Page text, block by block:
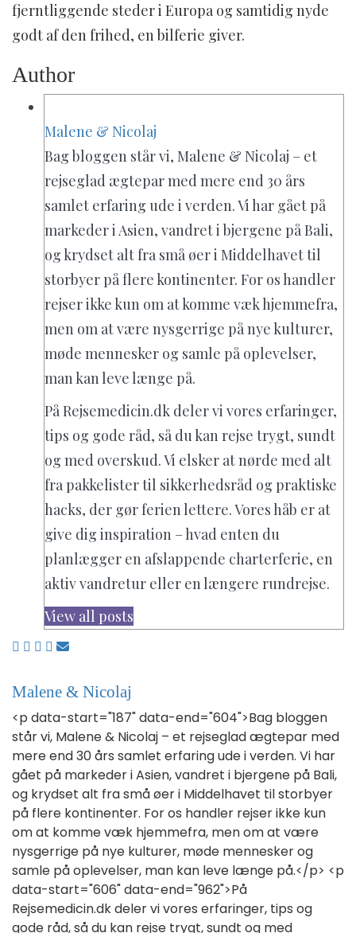
fjerntliggende steder i Europa og samtidig nyde
godt af den frihed, en bilferie giver.
Author
Malene & Nicolaj
Bag bloggen står vi, Malene & Nicolaj – et
rejseglad ægtepar med mere end 30 års
samlet erfaring ude i verden. Vi har gået på
markeder i Asien, vandret i bjergene på Bali,
og krydset alt fra små øer i Middelhavet til
storbyer på flere kontinenter. For os handler
rejser ikke kun om at komme væk hjemmefra,
men om at være nysgerrige på nye kulturer,
møde mennesker og samle på oplevelser,
man kan leve længe på.
På Rejsemedicin.dk deler vi vores erfaringer,
tips og gode råd, så du kan rejse trygt, sundt
og med overskud. Vi elsker at nørde med alt
fra pakkelister til sikkerhedsråd og praktiske
hacks, der gør ferien lettere. Vores håb er at
give dig inspiration – hvad enten du
planlægger en afslappende charterferie, en
aktiv vandretur eller en længere rundrejse.
View all posts
Malene & Nicolaj
<p data-start="187" data-end="604">Bag bloggen
står vi, Malene & Nicolaj – et rejseglad ægtepar med
mere end 30 års samlet erfaring ude i verden. Vi har
gået på markeder i Asien, vandret i bjergene på Bali,
og krydset alt fra små øer i Middelhavet til storbyer
på flere kontinenter. For os handler rejser ikke kun
om at komme væk hjemmefra, men om at være
nysgerrige på nye kulturer, møde mennesker og
samle på oplevelser, man kan leve længe på.</p> <p
data-start="606" data-end="962">På
Rejsemedicin.dk deler vi vores erfaringer, tips og
gode råd, så du kan rejse trygt, sundt og med